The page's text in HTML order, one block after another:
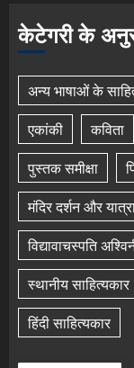
केटेगरी के
अन्य भाषाओं के
एकांकी
कविता
पुस्तक समीक्षा
मंदिर दर्शन और
विद्यावाचस्पति
स्थानीय
हिंदी साहित्यकार